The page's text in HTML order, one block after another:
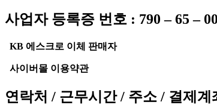
사업자 등록증 번호 : 790 – 65 –
KB 에스크로 이체 판매자
사이버몰 이용약관
연락처 / 근무시간 / 주소 / 결제계